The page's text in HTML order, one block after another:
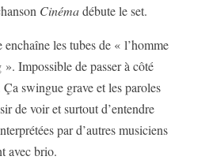
Cinémadébute le set.
les tubes de « l’homme
Impossible de passer à côté
Ça swingue grave et les paroles
de voir et surtout d’entendre
par d’autres musiciens
avec brio.